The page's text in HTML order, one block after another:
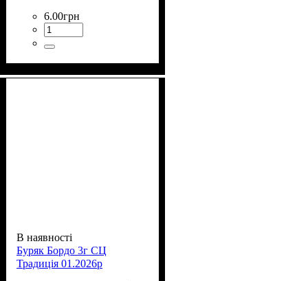
6.00грн
В наявності
Буряк Бордо 3г СЦ
Традиція 01.2026р